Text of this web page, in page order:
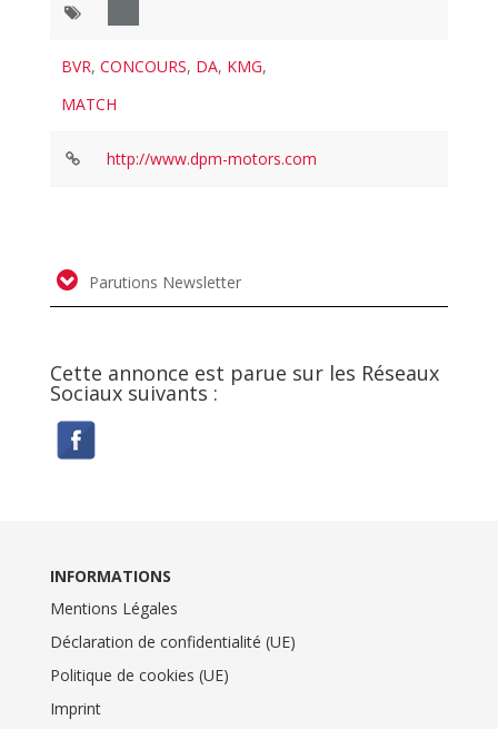
BVR,CONCOURS, DA, KMG,
MATCH
http://www.dpm-motors.com
Parutions Newsletter
Cette annonce est parue sur les Réseaux
Sociaux suivants :
INFORMATIONS
Mentions Légales
Déclaration de confidentialité (UE)
Politique de cookies (UE)
Imprint